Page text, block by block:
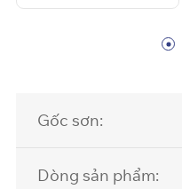
Gốc sơn:
Dòng sản phẩm: